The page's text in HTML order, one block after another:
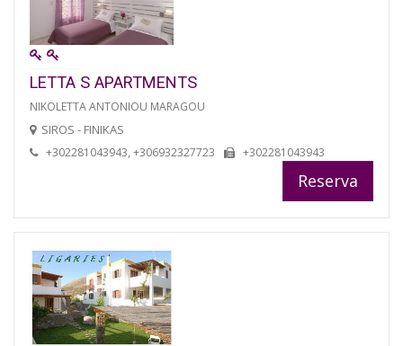
LETTA S APARTMENTS
NIKOLETTA ANTONIOU MARAGOU
SIROS - FINIKAS
+302281043943, +306932327723 +302281043943
Reserva